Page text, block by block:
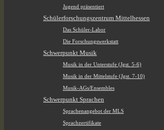
Jugend präsentiert
Schülerforschungszentrum Mittelhessen
Das Schüler-Labor
Die Forschungswerkstatt
Schwerpunkt Musik
Musik in der Unterstufe (Jgst. 5-6)
Musik in der Mittelstufe (Jgst. 7-10)
Musik-AGs/Ensembles
Schwerpunkt Sprachen
Sprachenangebot der MLS
Sprachzertifikate